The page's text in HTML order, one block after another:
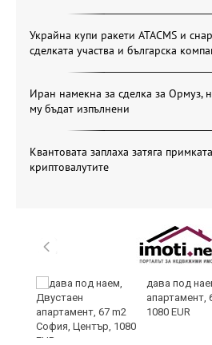
Украйна купи ракети ATACMS и
сделката участва и българска
Иран намекна за сделка за Ормуз,
му бъдат изпълнени
Квантовата заплаха затяга
криптовалутите
дава под
апартамент,
1080 EUR